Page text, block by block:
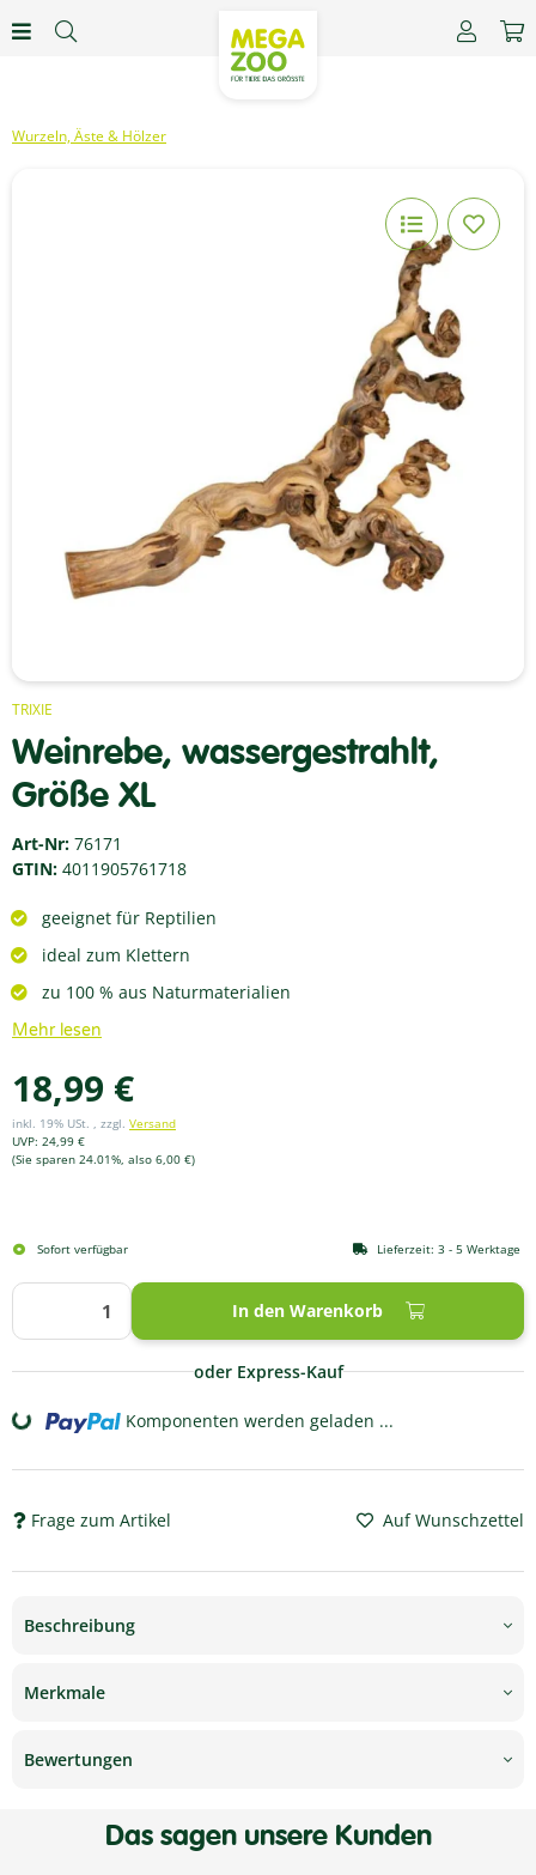
Wurzeln, Äste & Hölzer
TRIXIE
Weinrebe, wassergestrahlt,
Größe XL
Art-Nr: 76171
GTIN: 4011905761718
geeignet für Reptilien
ideal zum Klettern
zu 100 % aus Naturmaterialien
Mehr lesen
18,99 €
inkl. 19% USt. , zzgl. Versand
UVP: 24,99 €
(Sie sparen 24.01%, also 6,00 €)
In den Warenkorb
Sofort verfügbar Lieferzeit: 3 - 5 Werktage
oder Express-Kauf
Loading... Komponenten werden geladen ...
Frage zum Artikel Auf Wunschzettel
Beschreibung
Merkmale
Bewertungen
Das sagen unsere Kunden